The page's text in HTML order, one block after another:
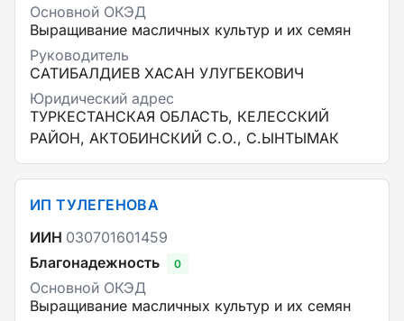
Основной ОКЭД
Выращивание масличных культур и их семян
Руководитель
САТИБАЛДИЕВ ХАСАН УЛУГБЕКОВИЧ
Юридический адрес
ТУРКЕСТАНСКАЯ ОБЛАСТЬ, КЕЛЕССКИЙ
РАЙОН, АКТОБИНСКИЙ С.О., С.ЫНТЫМАК
ИП ТУЛЕГЕНОВА
ИИН 030701601459
Благонадежность
0
Основной ОКЭД
Выращивание масличных культур и их семян